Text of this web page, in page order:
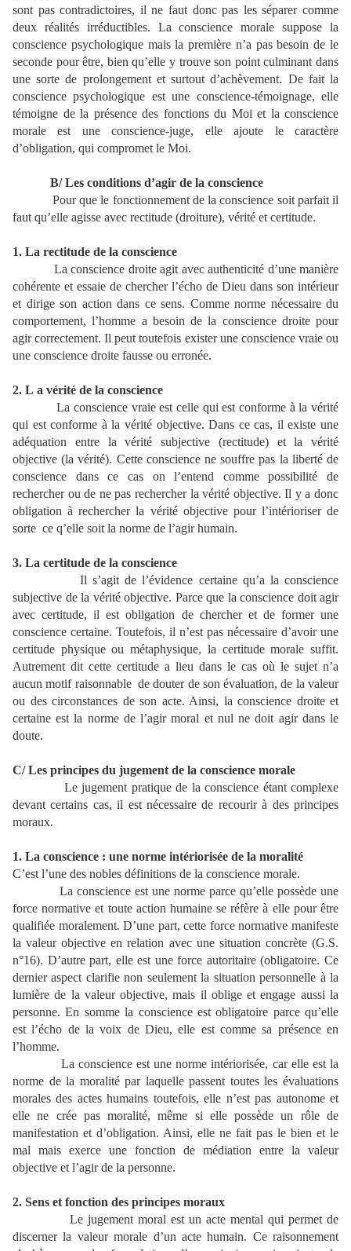
sont pas contradictoires, il ne faut donc pas les séparer comme
deux réalités irréductibles. La conscience morale suppose la
conscience psychologique mais la première n’a pas besoin de le
seconde pour être, bien qu’elle y trouve son point culminant dans
une sorte de prolongement et surtout d’achèvement. De fait la
conscience psychologique est une conscience-témoignage, elle
témoigne de la présence des fonctions du Moi et la conscience
morale est une conscience-juge, elle ajoute le caractère
d’obligation, qui compromet le Moi.
B/ Les conditions d’agir de la conscience
Pour que le fonctionnement de la conscience soit parfait il
faut qu’elle agisse avec rectitude (droiture), vérité et certitude.
1. La rectitude de la conscience
La conscience droite agit avec authenticité d’une manière
cohérente et essaie de chercher l’écho de Dieu dans son intérieur
et dirige son action dans ce sens. Comme norme nécessaire du
comportement, l’homme a besoin de la conscience droite pour
agir correctement. Il peut toutefois exister une conscience vraie ou
une conscience droite fausse ou erronée.
2. L a vérité de la conscience
La conscience vraie est celle qui est conforme à la vérité
qui est conforme à la vérité objective. Dans ce cas, il existe une
adéquation entre la vérité subjective (rectitude) et la vérité
objective (la vérité). Cette conscience ne souffre pas la liberté de
conscience dans ce cas on l’entend comme possibilité de
rechercher ou de ne pas rechercher la vérité objective. Il y a donc
obligation à rechercher la vérité objective pour l’intérioriser de
sorte ce q’elle soit la norme de l’agir humain.
3. La certitude de la conscience
Il s’agit de l’évidence certaine qu’a la conscience
subjective de la vérité objective. Parce que la conscience doit agir
avec certitude, il est obligation de chercher et de former une
conscience certaine. Toutefois, il n’est pas nécessaire d’avoir une
certitude physique ou métaphysique, la certitude morale suffit.
Autrement dit cette certitude a lieu dans le cas où le sujet n’a
aucun motif raisonnable de douter de son évaluation, de la valeur
ou des circonstances de son acte. Ainsi, la conscience droite et
certaine est la norme de l’agir moral et nul ne doit agir dans le
doute.
C/ Les principes du jugement de la conscience morale
Le jugement pratique de la conscience étant complexe
devant certains cas, il est nécessaire de recourir à des principes
moraux.
1. La conscience : une norme intériorisée de la moralité
C’est l’une des nobles définitions de la conscience morale.
La conscience est une norme parce qu’elle possède une
force normative et toute action humaine se réfère à elle pour être
qualifiée moralement. D’une part, cette force normative manifeste
la valeur objective en relation avec une situation concrète (G.S.
n°16). D’autre part, elle est une force autoritaire (obligatoire. Ce
dernier aspect clarifie non seulement la situation personnelle à la
lumière de la valeur objective, mais il oblige et engage aussi la
personne. En somme la conscience est obligatoire parce qu’elle
est l’écho de la voix de Dieu, elle est comme sa présence en
l’homme.
La conscience est une norme intériorisée, car elle est la
norme de la moralité par laquelle passent toutes les évaluations
morales des actes humains toutefois, elle n’est pas autonome et
elle ne crée pas moralité, même si elle possède un rôle de
manifestation et d’obligation. Ainsi, elle ne fait pas le bien et le
mal mais exerce une fonction de médiation entre la valeur
objective et l’agir de la personne.
2. Sens et fonction des principes moraux
Le jugement moral est un acte mental qui permet de
discerner la valeur morale d’un acte humain. Ce raisonnement